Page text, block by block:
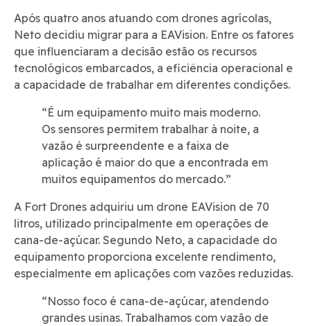
Após quatro anos atuando com drones agrícolas,
Neto decidiu migrar para a EAVision. Entre os fatores
que influenciaram a decisão estão os recursos
tecnológicos embarcados, a eficiência operacional e
a capacidade de trabalhar em diferentes condições.
“É um equipamento muito mais moderno.
Os sensores permitem trabalhar à noite, a
vazão é surpreendente e a faixa de
aplicação é maior do que a encontrada em
muitos equipamentos do mercado.”
A Fort Drones adquiriu um drone EAVision de 70
litros, utilizado principalmente em operações de
cana-de-açúcar. Segundo Neto, a capacidade do
equipamento proporciona excelente rendimento,
especialmente em aplicações com vazões reduzidas.
“Nosso foco é cana-de-açúcar, atendendo
grandes usinas. Trabalhamos com vazão de